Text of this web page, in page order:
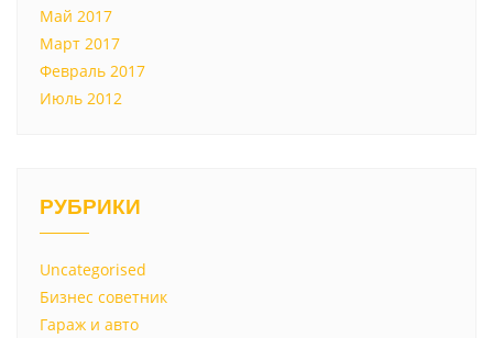
Май 2017
Март 2017
Февраль 2017
Июль 2012
РУБРИКИ
Uncategorised
Бизнес советник
Гараж и авто